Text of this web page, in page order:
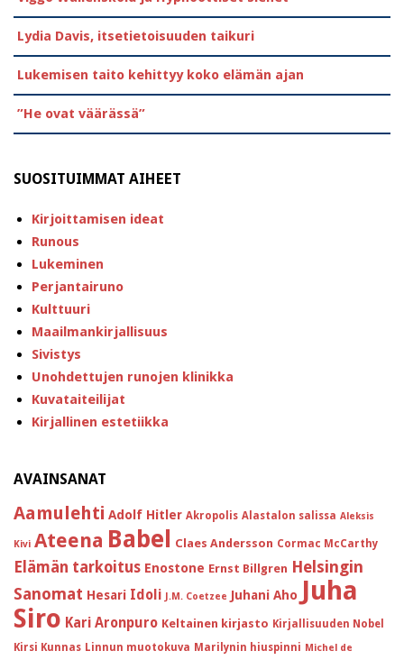
Lydia Davis, itsetietoisuuden taikuri
Lukemisen taito kehittyy koko elämän ajan
”He ovat väärässä”
SUOSITUIMMAT AIHEET
Kirjoittamisen ideat
Runous
Lukeminen
Perjantairuno
Kulttuuri
Maailmankirjallisuus
Sivistys
Unohdettujen runojen klinikka
Kuvataiteilijat
Kirjallinen estetiikka
AVAINSANAT
Aamulehti Adolf Hitler Akropolis Alastalon salissa Aleksis
Kivi Ateena Babel Claes Andersson Cormac McCarthy
Elämän tarkoitus Enostone Ernst Billgren Helsingin
Sanomat Hesari Idoli J.M. Coetzee Juhani Aho Juha
Siro Kari Aronpuro Keltainen kirjasto Kirjallisuuden Nobel
Kirsi Kunnas Linnun muotokuva Marilynin hiuspinni Michel de